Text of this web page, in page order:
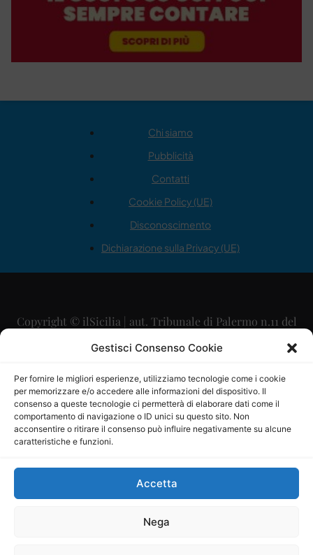
Gestisci Consenso Cookie
Per fornire le migliori esperienze, utilizziamo tecnologie come i cookie
per memorizzare e/o accedere alle informazioni del dispositivo. Il
consenso a queste tecnologie ci permetterà di elaborare dati come il
comportamento di navigazione o ID unici su questo sito. Non
acconsentire o ritirare il consenso può influire negativamente su alcune
caratteristiche e funzioni.
Accetta
Nega
Chi siamo
Pubblicità
Contatti
Cookie Policy (UE)
Disconoscimento
Dichiarazione sulla Privacy (UE)
Copyright © ilSicilia | aut. Tribunale di Palermo n.11 del
29/09/2015
Direttore Editoriale: Maurizio Scaglione
Direttore Responsabile: Maria Calabrese
P.IVA: 06334930820
Mercurio Comunicazione Società Cooperativa a r.l. è
iscritta al Registro degli Operatori di Comunicazione al